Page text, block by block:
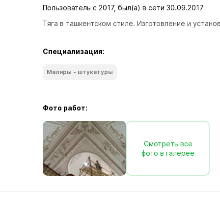
Пользователь с 2017, был(а) в сети 30.09.2017
Тяга в ташкентском стиле. Изготовление и
Специализация:
Маляры - штукатуры
Фото работ:
Смотреть все
фото в галерее